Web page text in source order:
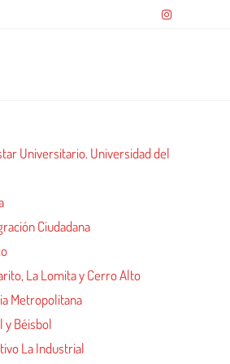
Universitario. Universidad del
Ciudadana
La Lomita y Cerro Alto
Metropolitana
y Béisbol
La Industrial